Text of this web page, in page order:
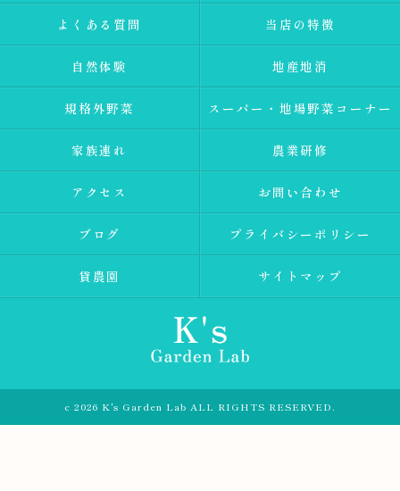
よくある質問 当店の特徴
自然体験 地産地消
規格外野菜 スーパー・地場野菜コーナー
家族連れ 農業研修
アクセス お問い合わせ
ブログ プライバシーポリシー
貸農園 サイトマップ
c 2026 K's Garden Lab ALL RIGHTS RESERVED.